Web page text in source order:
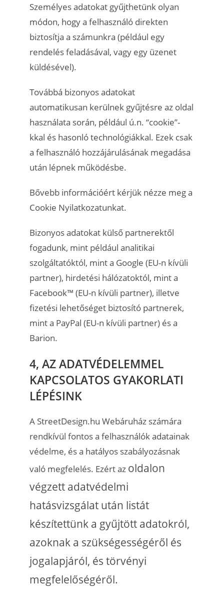
Személyes adatokat gyűjthetünk olyan
módon, hogy a felhasználó direkten
biztosítja a számunkra (például egy
rendelés feladásával, vagy egy üzenet
küldésével).
Továbbá bizonyos adatokat
automatikusan kerülnek gyűjtésre az oldal
használata során, például ú.n. “cookie”-
kkal és hasonló technológiákkal. Ezek csak
a felhasználó hozzájárulásának megadása
után lépnek működésbe.
Bővebb információért kérjük nézze meg a
Cookie Nyilatkozatunkat.
Bizonyos adatokat külső partnerektől
fogadunk, mint például analitikai
szolgáltatóktól, mint a Google (EU-n kívüli
partner), hirdetési hálózatoktól, mint a
Facebook™ (EU-n kívüli partner), illetve
fizetési lehetőséget biztosító partnerek,
mint a PayPal (EU-n kívüli partner) és a
Barion.
4, AZ ADATVÉDELEMMEL
KAPCSOLATOS GYAKORLATI
LÉPÉSINK
A StreetDesign.hu Webáruház számára
rendkívül fontos a felhasználók adatainak
védelme, és a hatályos szabályozásnak
való megfelelés. Ezért az oldalon
végzett adatvédelmi
hatásvizsgálat után listát
készítettünk a gyűjtött adatokról,
azoknak a szükségességéről és
jogalapjáról, és törvényi
megfelelőségéről.